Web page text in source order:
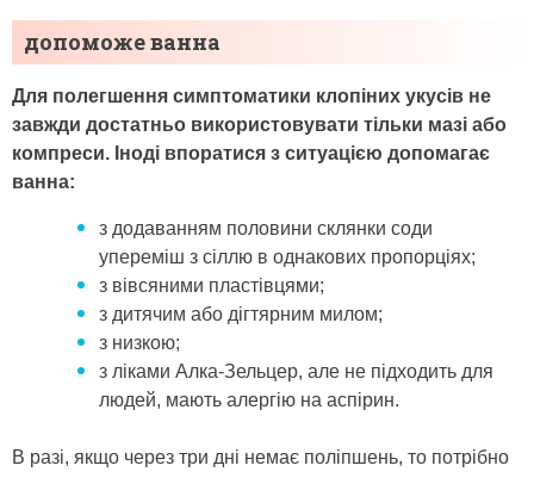
допоможе ванна
Для полегшення симптоматики клопіних укусів не
завжди достатньо використовувати тільки мазі або
компреси. Іноді впоратися з ситуацією допомагає
ванна:
з додаванням половини склянки соди
упереміш з сіллю в однакових пропорціях;
з вівсяними пластівцями;
з дитячим або дігтярним милом;
з низкою;
з ліками Алка-Зельцер, але не підходить для
людей, мають алергію на аспірин.
В разі, якщо через три дні немає поліпшень, то потрібно